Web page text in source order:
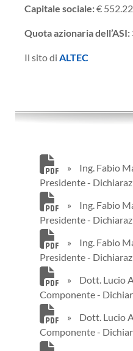
Capitale sociale:€
Quota azionaria dell’ASI:
Il sito di ALTEC
»
Ing. Fabio
Presidente -
»
Ing. Fabio
Presidente -
»
Ing. Fabio
Presidente -
»
Dott. Lucio
Componente -
»
Dott. Lucio
Componente -